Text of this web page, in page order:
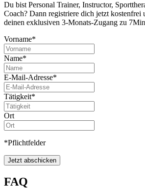
Du bist Per­so­nal Trai­ner, Instruc­tor,
Coach? Dann regis­triere dich jetzt
deinen exklu­si­ven 3-Monats-Zugang zu
Vorname*
Name*
E-Mail-Adresse*
Tätigkeit*
Ort
*Pflichtfelder
Jetzt abschicken
FAQ